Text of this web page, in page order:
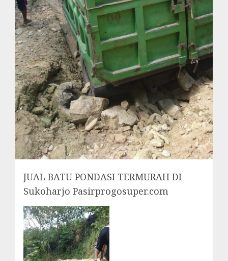
JUAL BATU PONDASI TERMURAH DI
Sukoharjo Pasirprogosuper.com